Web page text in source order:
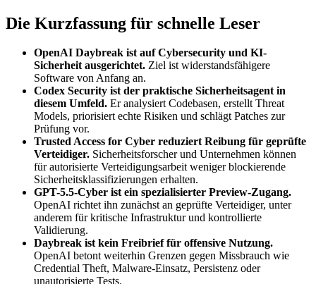
Die Kurzfassung für schnelle Leser
OpenAI Daybreak ist auf Cybersecurity und KI-
Sicherheit ausgerichtet. Ziel ist widerstandsfähigere
Software von Anfang an.
Codex Security ist der praktische Sicherheitsagent in
diesem Umfeld. Er analysiert Codebasen, erstellt Threat
Models, priorisiert echte Risiken und schlägt Patches zur
Prüfung vor.
Trusted Access for Cyber reduziert Reibung für geprüfte
Verteidiger. Sicherheitsforscher und Unternehmen können
für autorisierte Verteidigungsarbeit weniger blockierende
Sicherheitsklassifizierungen erhalten.
GPT-5.5-Cyber ist ein spezialisierter Preview-Zugang.
OpenAI richtet ihn zunächst an geprüfte Verteidiger, unter
anderem für kritische Infrastruktur und kontrollierte
Validierung.
Daybreak ist kein Freibrief für offensive Nutzung.
OpenAI betont weiterhin Grenzen gegen Missbrauch wie
Credential Theft, Malware-Einsatz, Persistenz oder
unautorisierte Tests.